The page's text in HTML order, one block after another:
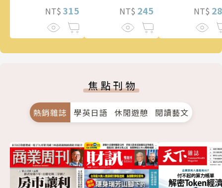
NT$ 315 NT$ 245 NT$
焦點刊物
熱銷雜誌 學英日語 休閒遊憩 閱讀藝文